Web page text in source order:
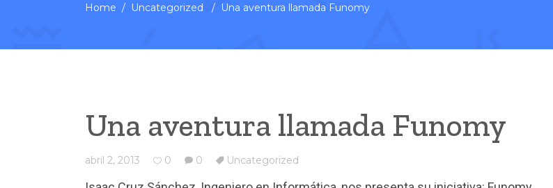
Home / Uncategorized / Una aventura llamada Funomy
Una aventura llamada Funomy
abril 2, 2013 0 0 Uncategorized